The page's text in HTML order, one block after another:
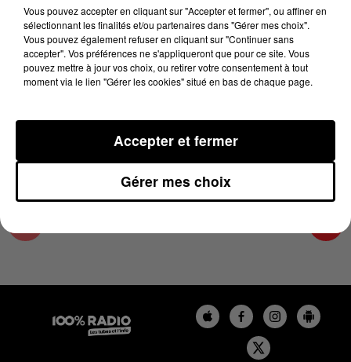
22 août 2024 - 2 min 23 sec
LES INFOS DU GRAND TOULOUSE DU
22/08/2024 À 12H00
Podcasts infos du grand Toulouse
Vous pouvez accepter en cliquant sur "Accepter et fermer", ou affiner en
sélectionnant les finalités et/ou partenaires dans "Gérer mes choix".
Vous pouvez également refuser en cliquant sur "Continuer sans
accepter". Vos préférences ne s'appliqueront que pour ce site. Vous
pouvez mettre à jour vos choix, ou retirer votre consentement à tout
moment via le lien "Gérer les cookies" situé en bas de chaque page.
Gérer mes choix
Accepter et fermer